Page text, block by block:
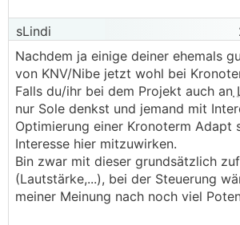
sLindi
Nachdem ja einige deiner ehemals
von KNV/Nibe jetzt wohl bei
Falls du/ihr bei dem Projekt auch an
nur Sole denkst und jemand mit
Optimierung einer Kronoterm Adapt
Interesse hier mitzuwirken.
Bin zwar mit dieser grundsätzlich
(Lautstärke,...), bei der Steuerung
meiner Meinung nach noch viel